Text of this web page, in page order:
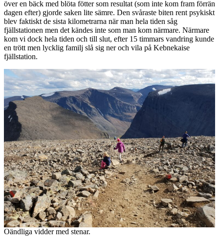
över en bäck med blöta fötter som resultat (som inte kom fram förrän
dagen efter) gjorde saken lite sämre. Den svåraste biten rent psykiskt
blev faktiskt de sista kilometrarna när man hela tiden såg
fjällstationen men det kändes inte som man kom närmare. Närmare
kom vi dock hela tiden och till slut, efter 15 timmars vandring kunde
en trött men lycklig familj slå sig ner och vila på Kebnekaise
fjällstation.
Oändliga vidder med stenar.